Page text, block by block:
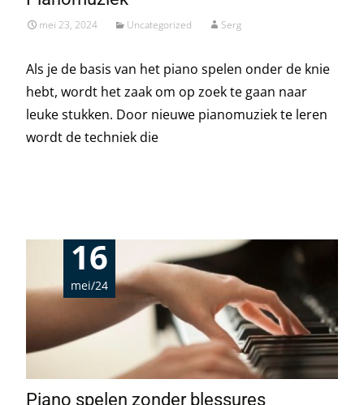
mei 23, 2024 Uncategorized Serg
Als je de basis van het piano spelen onder de knie
hebt, wordt het zaak om op zoek te gaan naar
leuke stukken. Door nieuwe pianomuziek te leren
wordt de techniek die
16
mei/24
Piano spelen zonder blessures